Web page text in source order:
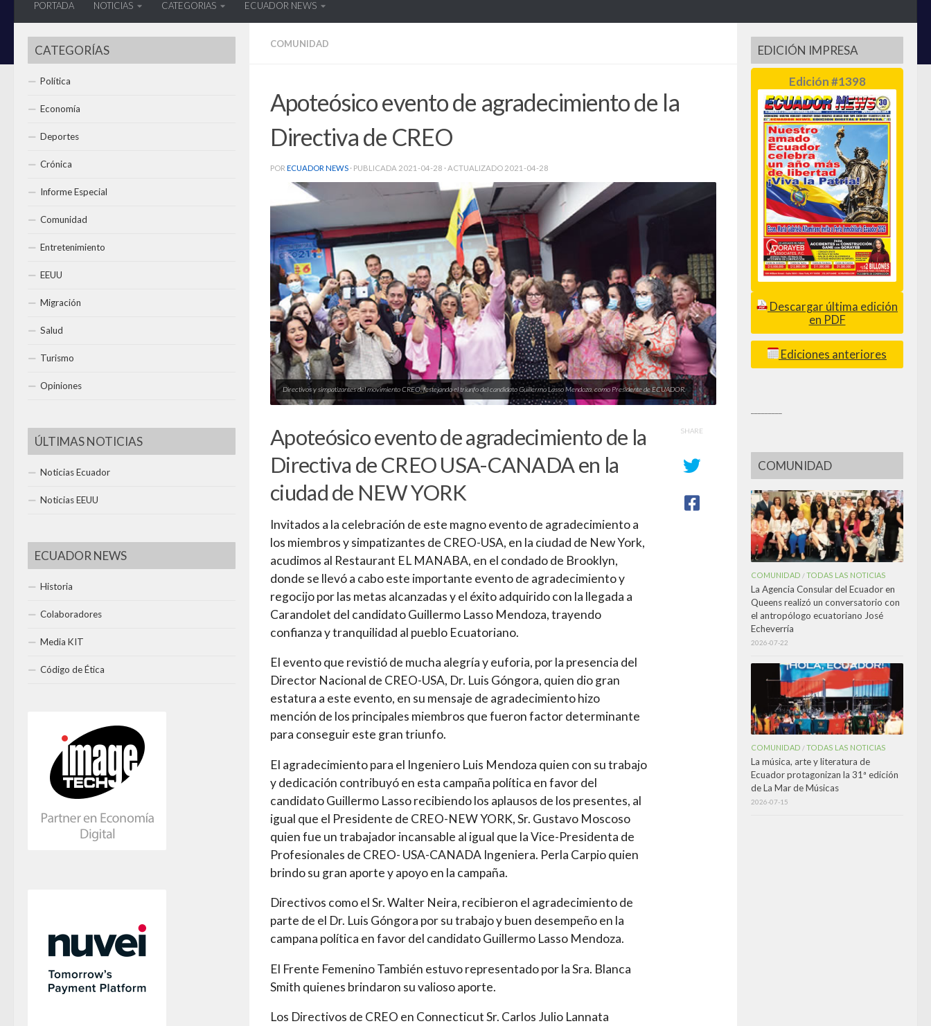
PORTADA NOTICIAS CATEGORIAS ECUADOR NEWS
COMUNIDAD
Apoteósico evento de agradecimiento de la
Directiva de CREO
POR ECUADOR NEWS · PUBLICADA 2021-04-28 · ACTUALIZADO 2021-04-28
Directivos y simpatizantes del movimiento CREO, festejando el triunfo del candidato Guillermo Lasso Mendoza, como Presidente de ECUADOR.
Apoteósico evento de agradecimiento de la
Directiva de CREO USA-CANADA en la
ciudad de NEW YORK
Invitados a la celebración de este magno evento de agradecimiento a
los miembros y simpatizantes de CREO-USA, en la ciudad de New York,
acudimos al Restaurant EL MANABA, en el condado de Brooklyn,
donde se llevó a cabo este importante evento de agradecimiento y
regocijo por las metas alcanzadas y el éxito adquirido con la llegada a
Carandolet del candidato Guillermo Lasso Mendoza, trayendo
confianza y tranquilidad al pueblo Ecuatoriano.
El evento que revistió de mucha alegría y euforia, por la presencia del
Director Nacional de CREO-USA, Dr. Luis Góngora, quien dio gran
estatura a este evento, en su mensaje de agradecimiento hizo
mención de los principales miembros que fueron factor determinante
para conseguir este gran triunfo.
El agradecimiento para el Ingeniero Luis Mendoza quien con su trabajo
y dedicación contribuyó en esta campaña política en favor del
candidato Guillermo Lasso recibiendo los aplausos de los presentes, al
igual que el Presidente de CREO-NEW YORK, Sr. Gustavo Moscoso
quien fue un trabajador incansable al igual que la Vice-Presidenta de
Profesionales de CREO- USA-CANADA Ingeniera. Perla Carpio quien
brindo su gran aporte y apoyo en la campaña.
Directivos como el Sr. Walter Neira, recibieron el agradecimiento de
parte de el Dr. Luis Góngora por su trabajo y buen desempeño en la
campana política en favor del candidato Guillermo Lasso Mendoza.
El Frente Femenino También estuvo representado por la Sra. Blanca
Smith quienes brindaron su valioso aporte.
Los Directivos de CREO en Connecticut Sr. Carlos Julio Lannata
SHARE
CATEGORÍAS
Política
Economía
Deportes
Crónica
Informe Especial
Comunidad
Entretenimiento
EEUU
Migración
Salud
Turismo
Opiniones
ÚLTIMAS NOTICIAS
Noticias Ecuador
Noticias EEUU
ECUADOR NEWS
Historia
Colaboradores
Media KIT
Código de Ética
EDICIÓN IMPRESA
Edición #1398
Descargar última edición
en PDF
Ediciones anteriores
COMUNIDAD
COMUNIDAD /TODAS LAS NOTICIAS
La Agencia Consular del Ecuador en
Queens realizó un conversatorio con
el antropólogo ecuatoriano José
Echeverría
2026-07-22
COMUNIDAD /TODAS LAS NOTICIAS
La música, arte y literatura de
Ecuador protagonizan la 31ª edición
de La Mar de Músicas
2026-07-15